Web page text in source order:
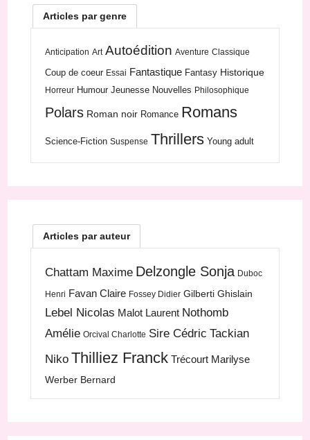
Articles par genre
Anticipation Art Autoédition Aventure Classique
Coup de coeur Essai Fantastique Fantasy Historique
Horreur Humour Jeunesse Nouvelles Philosophique
Polars Roman noir Romance Romans
Science-Fiction Suspense Thrillers Young adult
Articles par auteur
Chattam Maxime Delzongle Sonja Duboc
Henri Favan Claire Fossey Didier Gilberti Ghislain
Lebel Nicolas Malot Laurent Nothomb
Amélie Orcival Charlotte Sire Cédric Tackian
Niko Thilliez Franck Trécourt Marilyse
Werber Bernard